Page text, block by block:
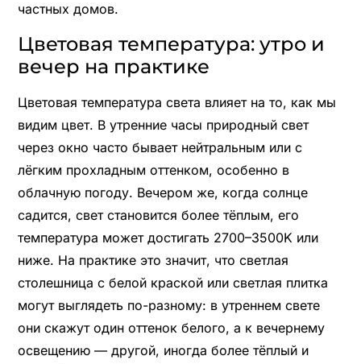
частных домов.
Цветовая температура: утро и
вечер на практике
Цветовая температура света влияет на то, как мы
видим цвет. В утренние часы природный свет
через окно часто бывает нейтральным или с
лёгким прохладным оттенком, особенно в
облачную погоду. Вечером же, когда солнце
садится, свет становится более тёплым, его
температура может достигать 2700–3500K или
ниже. На практике это значит, что светлая
столешница с белой краской или светлая плитка
могут выглядеть по-разному: в утреннем свете
они скажут один оттенок белого, а к вечернему
освещению — другой, иногда более тёплый и